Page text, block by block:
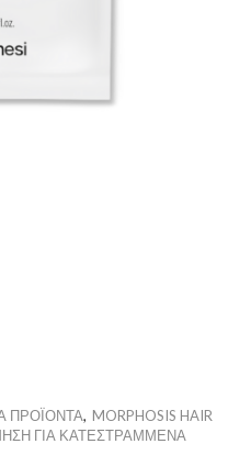
ΠΡΟΪΟΝΤΑ, MORPHOSIS HAIR
ΓΙΑ ΚΑΤΕΣΤΡΑΜΜΕΝΑ